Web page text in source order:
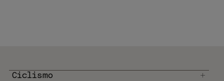
Ciclismo